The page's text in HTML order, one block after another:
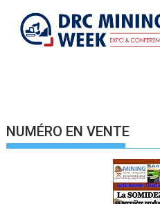
NUMÉRO EN VENTE